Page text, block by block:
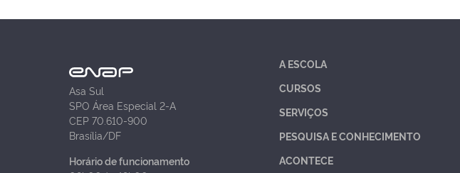
Asa Sul
SPO Área Especial 2-A
CEP 70.610-900
Brasília/DF
Horário de funcionamento
A ESCOLA
CURSOS
SERVIÇOS
PESQUISA E CONHECIMENTO
ACONTECE